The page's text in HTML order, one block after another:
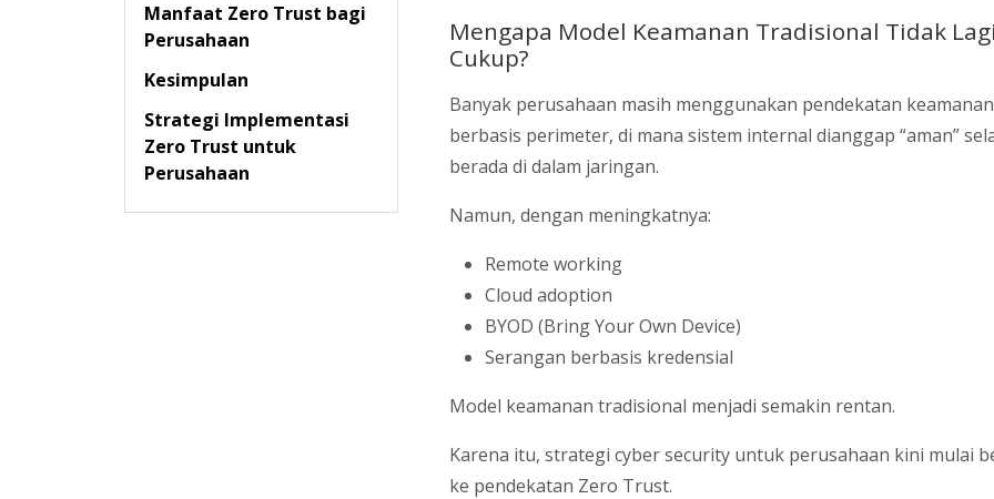
Manfaat Zero Trust bagi
Perusahaan
Kesimpulan
Strategi Implementasi
Zero Trust untuk
Perusahaan
Mengapa Model Keamanan Tradisional Tidak Lagi
Cukup?
Banyak perusahaan masih menggunakan pendekatan keamanan
berbasis perimeter, di mana sistem internal dianggap “aman”
berada di dalam jaringan.
Namun, dengan meningkatnya:
Remote working
Cloud adoption
BYOD (Bring Your Own Device)
Serangan berbasis kredensial
Model keamanan tradisional menjadi semakin rentan.
Karena itu, strategi cyber security untuk perusahaan kini mulai
ke pendekatan Zero Trust.